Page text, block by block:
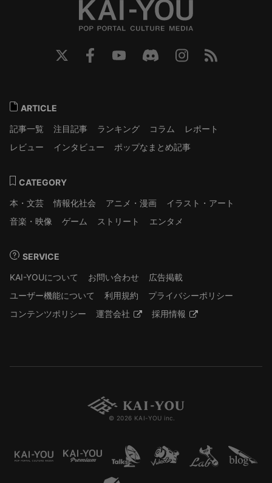
ARTICLE
記事一覧
注目記事 ランキング コラム
レポート
レビュー
インタビュー ポップなまとめ記事
CATEGORY
本・文芸
情報化社会 アニメ・漫画
イラスト・アート
音楽・映像
ゲーム ストリート エンタメ
SERVICE
KAI-YOUについて
お問い合わせ
広告掲載
ユーザー機能について
利用規約
プライバシーポリシー
コンテンツポリシー
運営会社 採用情報
© 2026 KAI-YOU inc.